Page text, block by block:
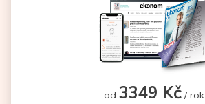
od 3349 Kč / rok